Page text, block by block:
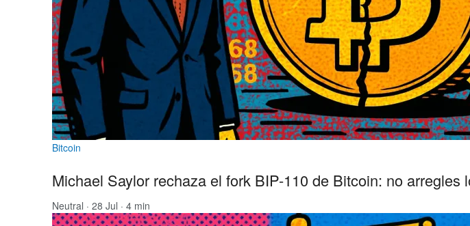
Bitcoin
Michael Saylor rechaza el fork BIP-110 de Bitcoin: no arregles
Neutral · 28 Jul · 4 min